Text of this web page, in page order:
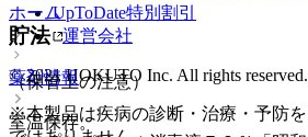
ホーム
薬剤情報
貯法
（保管上の注意）
室温保存。
UpToDate特別割引
運営会社
© 2021 HOKUTO Inc. All rights reserved.
※本製品は疾病の診断・治療・予防